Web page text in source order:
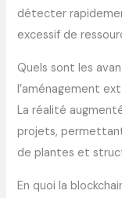
détecter
excessif de
Quels sont les
l’aménagement
La réalité
projets,
de plantes et
En quoi la